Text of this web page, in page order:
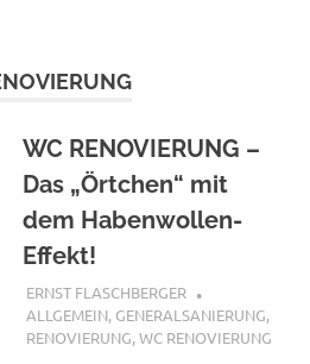
WC RENOVIERUNG –
Das „Örtchen“ mit
dem Habenwollen-
Effekt!
25. SEPTEMBER 2019
ERNST FLASCHBERGER
ALLGEMEIN, GENERALSANIERUNG,
RENOVIERUNG,WC RENOVIERUNG